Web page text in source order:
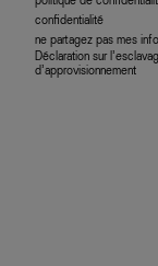
confidentialité
ne partagez pas mes
Déclaration sur
d’approvisionnement